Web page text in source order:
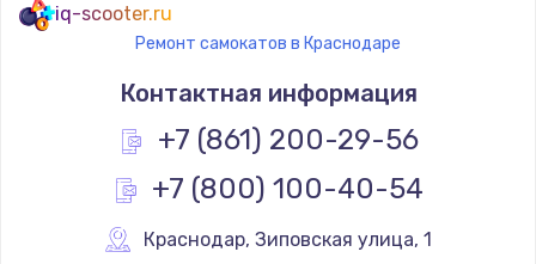
Замена термостата
1200 руб.
Заказать
Замена реле
iq-scooter.ru
Ремонт самокатов в Краснодаре
Контактная информация
+7 (861) 200-29-56
+7 (800) 100-40-54
Краснодар, Зиповская улица, 1